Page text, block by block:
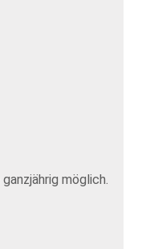
möglich.